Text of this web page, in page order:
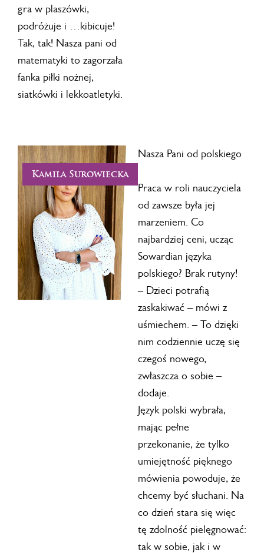
gra w plaszówki,
podróżuje i …kibicuje!
Tak, tak! Nasza pani od
matematyki to zagorzała
fanka piłki nożnej,
siatkówki i lekkoatletyki.
Kamila Surowiecka
Nasza Pani od polskiego
Praca w roli nauczyciela
od zawsze była jej
marzeniem. Co
najbardziej ceni, ucząc
Sowardian języka
polskiego? Brak rutyny!
– Dzieci potrafią
zaskakiwać – mówi z
uśmiechem. – To dzięki
nim codziennie uczę się
czegoś nowego,
zwłaszcza o sobie –
dodaje.
Język polski wybrała,
mając pełne
przekonanie, że tylko
umiejętność pięknego
mówienia powoduje, że
chcemy być słuchani. Na
co dzień stara się więc
tę zdolność pielęgnować:
tak w sobie, jak i w